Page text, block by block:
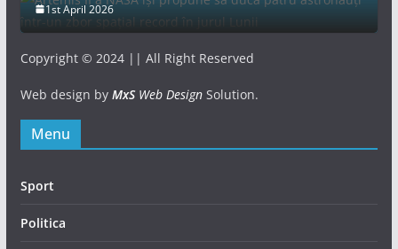
1st April 2026
Copyright © 2024 || All Right Reserved
Web design by MxSWeb DesignSolution.
Menu
Sport
Politica